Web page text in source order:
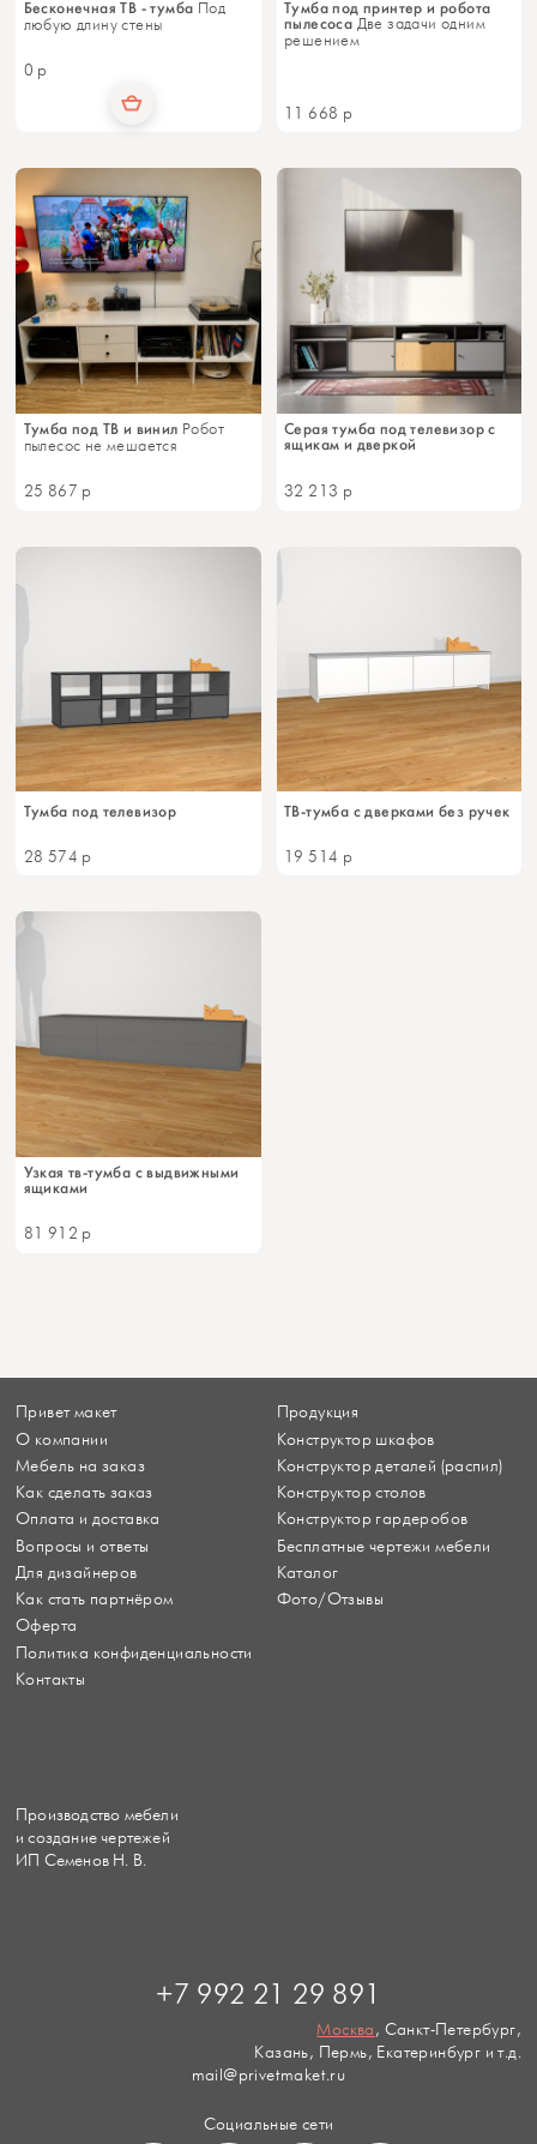
Бесконечная ТВ - тумба Под
любую длину стены
0 р
Тумба под принтер и робота
пылесоса Две задачи одним
решением
11 668 р
Тумба под ТВ и винил Робот
пылесос не мешается
25 867 р
Серая тумба под телевизор с
ящикам и дверкой
32 213 р
Тумба под телевизор
28 574 р
ТВ-тумба с дверками без ручек
19 514 р
Узкая тв-тумба с выдвижными
ящиками
81 912 р
Привет макет
О компании
Мебель на заказ
Как сделать заказ
Оплата и доставка
Вопросы и ответы
Для дизайнеров
Как стать партнёром
Оферта
Политика конфиденциальности
Контакты
Продукция
Конструктор шкафов
Конструктор деталей (распил)
Конструктор столов
Конструктор гардеробов
Бесплатные чертежи мебели
Каталог
Фото/Отзывы
Производство мебели
и создание чертежей
ИП Семенов Н. В.
+7 992 21 29 891
Москва, Санкт-Петербург,
Казань, Пермь, Екатеринбург и т.д.
mail@privetmaket.ru
Социальные сети